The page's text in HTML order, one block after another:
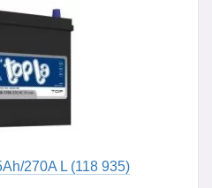
270A L (118 935)